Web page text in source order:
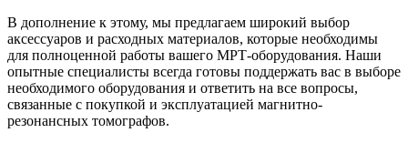
В дополнение к этому, мы предлагаем широкий выбор
аксессуаров и расходных материалов, которые необходимы
для полноценной работы вашего МРТ-оборудования. Наши
опытные специалисты всегда готовы поддержать вас в выборе
необходимого оборудования и ответить на все вопросы,
связанные с покупкой и эксплуатацией магнитно-
резонансных томографов.